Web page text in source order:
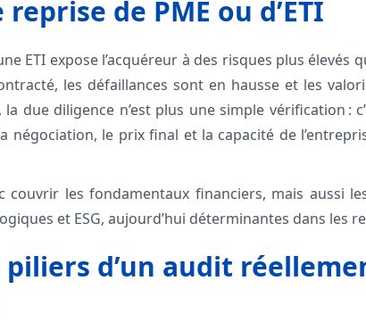
de PME ou d’ETI
ETI expose l’acquéreur à des risques plus élevés
les défaillances sont en hausse et les
due diligence n’est plus une simple vérification :
négociation, le prix final et la capacité de
les fondamentaux financiers, mais aussi
et ESG, aujourd’hui déterminantes dans les
piliers d’un audit